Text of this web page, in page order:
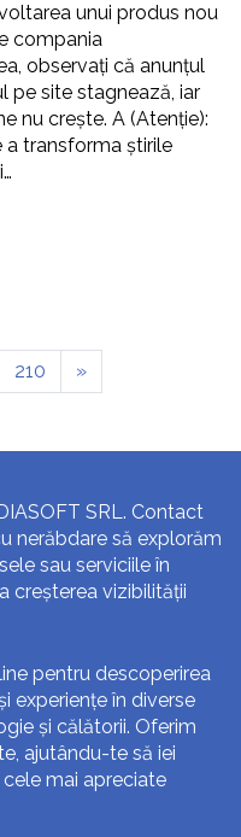
unui produs nou
compania
observați că anunțul
pe site stagnează, iar
nu crește. A (Atenție):
transforma știrile
210 »
SRL. Contact
nerăbdare să explorăm
sau serviciile în
creșterea vizibilității
pentru descoperirea
experiențe în diverse
și călătorii. Oferim
ajutându-te să iei
mai apreciate